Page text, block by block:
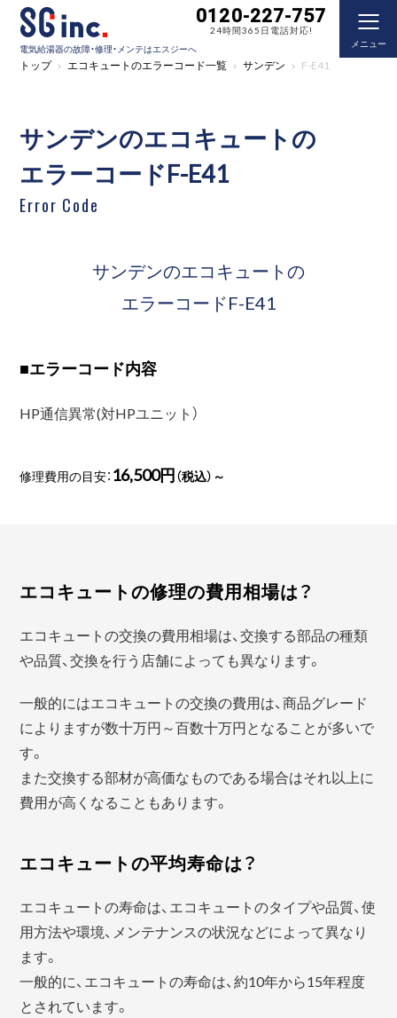
電気給湯器の故障・修理・メンテはエスジーへ
0120-227-757
24時間365日電話対応!
メニュー
トップ エコキュートのエラーコード一覧 サンデン F-E41
サンデンのエコキュートの
エラーコードF-E41
Error Code
サンデンのエコキュートの
エラーコードF-E41
■エラーコード内容
HP通信異常(対HPユニット）
修理費用の目安： 16,500円（税込）～
エコキュートの修理の費用相場は？
エコキュートの交換の費用相場は、交換する部品の種類
や品質、交換を行う店舗によっても異なります。
一般的にはエコキュートの交換の費用は、商品グレード
によりますが数十万円～百数十万円となることが多いで
す。
また交換する部材が高価なものである場合はそれ以上に
費用が高くなることもあります。
エコキュートの平均寿命は？
エコキュートの寿命は、エコキュートのタイプや品質、使
用方法や環境、メンテナンスの状況などによって異なり
ます。
一般的に、エコキュートの寿命は、約10年から15年程度
とされています。